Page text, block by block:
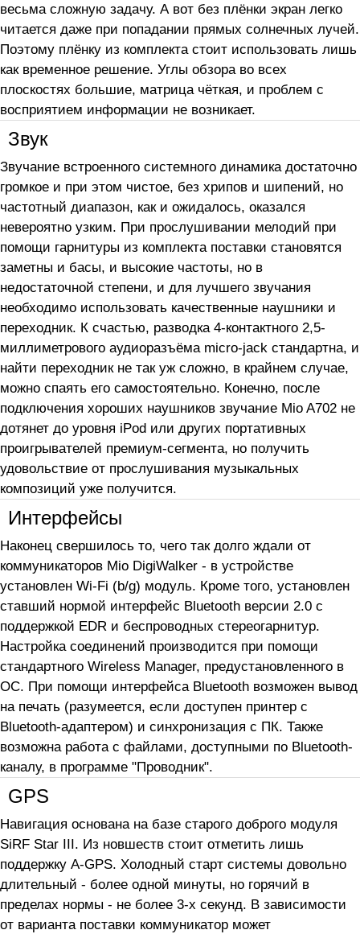
весьма сложную задачу. А вот без плёнки экран легко
читается даже при попадании прямых солнечных лучей.
Поэтому плёнку из комплекта стоит использовать лишь
как временное решение. Углы обзора во всех
плоскостях большие, матрица чёткая, и проблем с
восприятием информации не возникает.
Звук
Звучание встроенного системного динамика достаточно
громкое и при этом чистое, без хрипов и шипений, но
частотный диапазон, как и ожидалось, оказался
невероятно узким. При прослушивании мелодий при
помощи гарнитуры из комплекта поставки становятся
заметны и басы, и высокие частоты, но в
недостаточной степени, и для лучшего звучания
необходимо использовать качественные наушники и
переходник. К счастью, разводка 4-контактного 2,5-
миллиметрового аудиоразъёма micro-jack стандартна, и
найти переходник не так уж сложно, в крайнем случае,
можно спаять его самостоятельно. Конечно, после
подключения хороших наушников звучание Mio A702 не
дотянет до уровня iPod или других портативных
проигрывателей премиум-сегмента, но получить
удовольствие от прослушивания музыкальных
композиций уже получится.
Интерфейсы
Наконец свершилось то, чего так долго ждали от
коммуникаторов Mio DigiWalker - в устройстве
установлен Wi-Fi (b/g) модуль. Кроме того, установлен
ставший нормой интерфейс Bluetooth версии 2.0 с
поддержкой EDR и беспроводных стереогарнитур.
Настройка соединений производится при помощи
стандартного Wireless Manager, предустановленного в
ОС. При помощи интерфейса Bluetooth возможен вывод
на печать (разумеется, если доступен принтер с
Bluetooth-адаптером) и синхронизация с ПК. Также
возможна работа с файлами, доступными по Bluetooth-
каналу, в программе "Проводник".
GPS
Навигация основана на базе старого доброго модуля
SiRF Star III. Из новшеств стоит отметить лишь
поддержку A-GPS. Холодный старт системы довольно
длительный - более одной минуты, но горячий в
пределах нормы - не более 3-х секунд. В зависимости
от варианта поставки коммуникатор может